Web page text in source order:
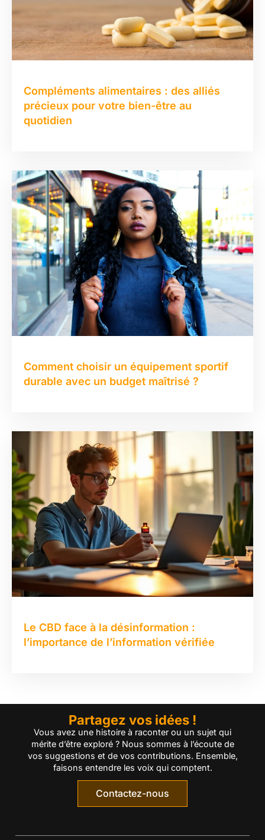
Compléments alimentaires : des alliés
précieux pour votre bien-être au
quotidien
Comment choisir un équipement sportif
durable avec un budget maîtrisé ?
Le CBD face à la désinformation :
l’importance de l’information vérifiée
Partagez vos idées !
Vous avez une histoire à raconter ou un sujet qui
mérite d’être exploré ? Nous sommes à l’écoute de
vos suggestions et de vos contributions. Ensemble,
faisons entendre les voix qui comptent.
Contactez-nous